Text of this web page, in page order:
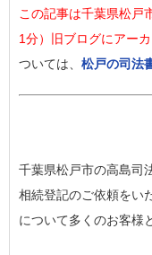
この記事は千葉県松戸
1分）旧ブログにアー
ついては、 松戸の司法
千葉県松戸市の高島司
相続登記のご依頼をい
について多くのお客様